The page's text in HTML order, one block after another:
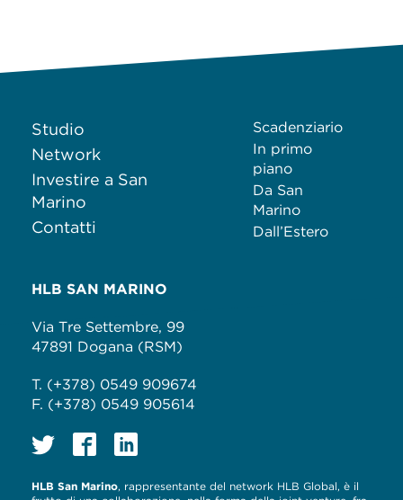
Studio
Network
Investire a San
Marino
Contatti
Scadenziario
In primo
piano
Da San
Marino
Dall’Estero
HLB SAN MARINO
Via Tre Settembre, 99
47891 Dogana (RSM)
T. (+378) 0549 909674
F. (+378) 0549 905614
HLB San Marino, rappresentante del network HLB Global, è il